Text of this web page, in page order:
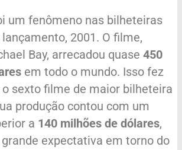
um fenômeno nas bilheteiras
2001. O filme,
Bay, arrecadou quase 450
em todo o mundo. Isso fez
sexto filme de maior bilheteira
produção contou com um
a 140 milhões de dólares,
expectativa em torno do